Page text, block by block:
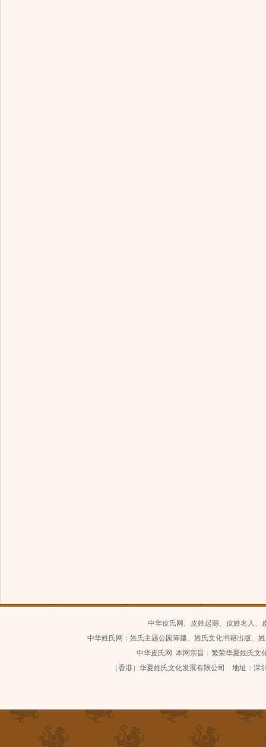
中华皮氏网、皮姓起源、皮姓名人、
中华姓氏网：姓氏主题公园筹建、姓氏文化书籍出版、
中华皮氏网 本网宗旨：繁荣华夏姓氏文
（香港）华夏姓氏文化发展有限公司 地址：